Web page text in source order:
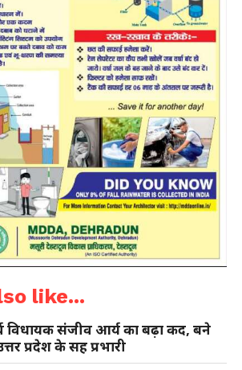
like...
विधायक संजीव आर्य का बढ़ा कद, बने
प्रदेश के सह प्रभारी